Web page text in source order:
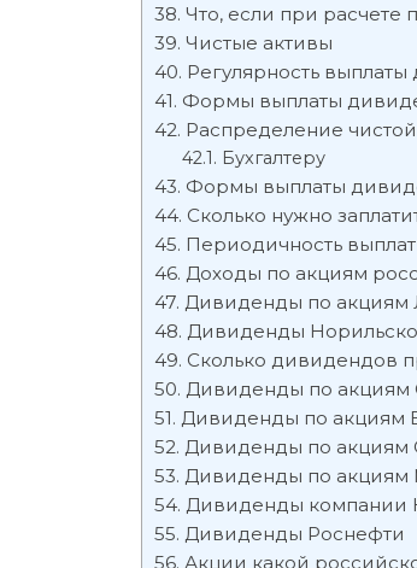
Что, если при
Чистые активы
Регулярность
Формы выплаты
Распределение
Бухгалтеру
Формы выплаты
Сколько нужно
Периодичность
Доходы по акциям
Дивиденды по акциям
Дивиденды
Сколько дивидендов
Дивиденды по акциям
Дивиденды по акциям
Дивиденды по акциям
Дивиденды по акциям
Дивиденды компании
Дивиденды Роснефти
Акции какой